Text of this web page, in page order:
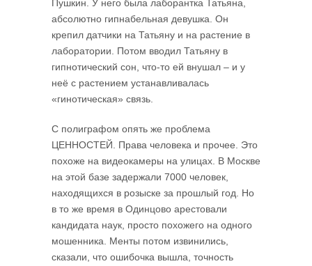
Пушкин. У него была лаборантка Татьяна,
абсолютно гипнабельная девушка. Он
крепил датчики на Татьяну и на растение в
лаборатории. Потом вводил Татьяну в
гипнотический сон, что-то ей внушал – и у
неё с растением устанавливалась
«гинотическая» связь.
С полиграфом опять же проблема
ЦЕННОСТЕЙ. Права человека и прочее. Это
похоже на видеокамеры на улицах. В Москве
на этой базе задержали 7000 человек,
находящихся в розыске за прошлый год. Но
в то же время в Одинцово арестовали
кандидата наук, просто похожего на одного
мошенника. Менты потом извинились,
сказали, что ошибочка вышла, точность